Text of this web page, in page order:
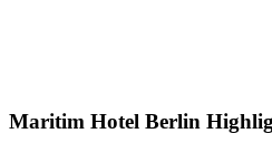
Maritim Hotel Berlin